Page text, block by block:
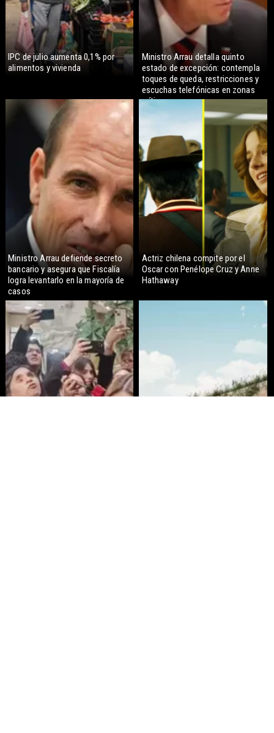
IPC de julio aumenta 0,1% por
alimentos y vivienda
Ministro Arrau detalla quinto
estado de excepción: contempla
toques de queda, restricciones y
escuchas telefónicas en zonas
críticas
Ministro Arrau defiende secreto
bancario y asegura que Fiscalía
logra levantarlo en la mayoría de
casos
Actriz chilena compite por el
Oscar con Penélope Cruz y Anne
Hathaway